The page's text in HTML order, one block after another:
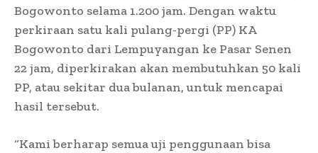
Bogowonto selama 1.200 jam. Dengan waktu
perkiraan satu kali pulang-pergi (PP) KA
Bogowonto dari Lempuyangan ke Pasar Senen
22 jam, diperkirakan akan membutuhkan 50 kali
PP, atau sekitar dua bulanan, untuk mencapai
hasil tersebut.
“Kami berharap semua uji penggunaan bisa